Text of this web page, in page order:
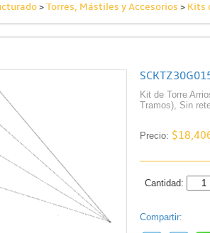
>Torres, Mástiles y Accesorios > Kits
Kit de Torre
Tramos), Sin
Precio:
Cantidad:
Compartir: